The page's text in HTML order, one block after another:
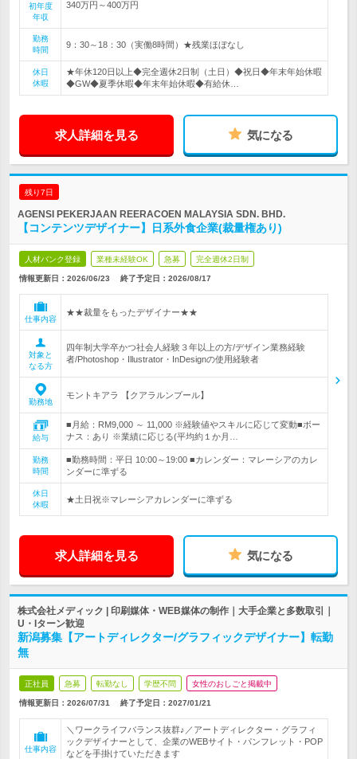
初年度
年収
340万円～400万円
勤務
時間
9：30～18：30（実働8時間）★残業ほぼなし
休日
休暇
★年休120日以上◆完全週休2日制（土日）◆祝日◆年末年始休暇
◆GW◆夏季休暇◆年末年始休暇◆有給休…
求人詳細を見る 気になる
残り7日
AGENSI PEKERJAAN REERACOEN MALAYSIA SDN. BHD.
【コンテンツデザイナー】日系外食企業(裁量権あり)
人材バンク登録 業種未経験OK 急募 完全週休2日制
情報更新日：2026/06/23 終了予定日： 2026/08/17
仕事内容
★★裁量をもったデザイナー★★
対象と
なる方
四年制大学卒かつ社会人経験３年以上の方/デザイン業務経験
者/Photoshop・Illustrator・InDesignの使用経験者
勤務地
モントキアラ 【クアラルンプール】
給与
■月給：RM9,000 ～ 11,000 ※経験値やスキルに応じて変動■ボー
ナス：あり ※業績に応じる(平均約１か月…
勤務
時間
■勤務時間：平日 10:00～19:00 ■カレンダー：マレーシアのカレ
ンダーに準ずる
休日
休暇
★土日祝※マレーシアカレンダーに準ずる
求人詳細を見る 気になる
株式会社メディック | 印刷媒体・WEB媒体の制作｜大手企業と多数取引｜
U・Iターン歓迎
新潟募集【アートディレクター/グラフィックデザイナー】転勤
無
正社員 急募 転勤なし 学歴不問 女性のおしごと掲載中
情報更新日：2026/07/31 終了予定日： 2027/01/21
仕事内容
＼ワークライフバランス抜群♪／アートディレクター・グラフィ
ックデザイナーとして、企業のWEBサイト・パンフレット・POP
などを手掛けていただきます